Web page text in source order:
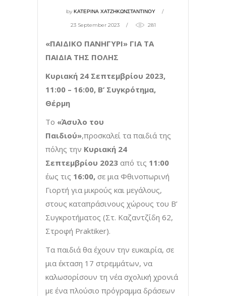
byΚΑΤΕΡΙΝΑ ΧΑΤΖΗΚΩΝΣΤΑΝΤΙΝΟΥ
23 September 2023 281
«ΠΑΙΔΙΚΟ ΠΑΝΗΓΥΡΙ» ΓΙΑ ΤΑ
ΠΑΙΔΙΑ ΤΗΣ ΠΟΛΗΣ
Κυριακή 24 Σεπτεμβρίου 2023,
11:00 – 16:00, Β’ Συγκρότημα,
Θέρμη
Το «Άσυλο του
Παιδιού»,προσκαλεί τα παιδιά της
πόλης την Κυριακή 24
Σεπτεμβρίου 2023 από τις 11:00
έως τις 16:00, σε μια Φθινοπωρινή
Γιορτή για μικρούς και μεγάλους,
στους καταπράσινους χώρους του Β’
Συγκροτήματος (Στ. Καζαντζίδη 62,
Στροφή Praktiker).
Τα παιδιά θα έχουν την ευκαιρία, σε
μια έκταση 17 στρεμμάτων, να
καλωσορίσουν τη νέα σχολική χρονιά
με ένα πλούσιο πρόγραμμα δράσεων